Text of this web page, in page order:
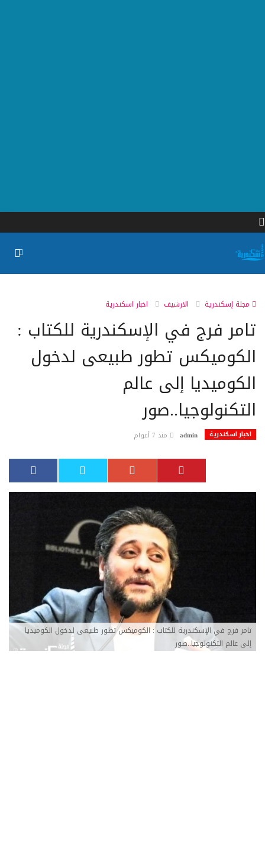
مجلة إسكندرية الارشيف اخبار اسكندرية
تامر فرج في الإسكندرية للكتاب :
الكوميكس تطور طبيعى لدخول
الكوميديا إلى عالم
التكنولوجيا..صور
اخبار اسكندرية admin منذ 7 أعوام
تامر فرج في الإسكندرية للكتاب : الكوميكس تطور طبيعى لدخول الكوميديا
إلى عالم التكنولوجيا..صور